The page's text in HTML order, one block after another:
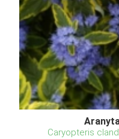
Caryopteris